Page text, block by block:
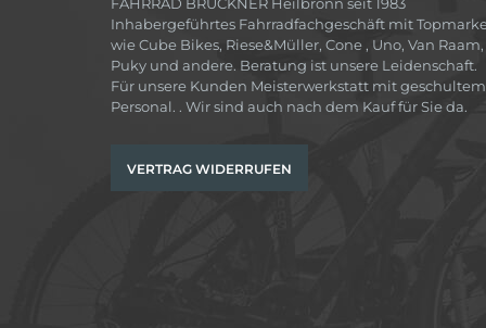
Inhabergeführtes Fahrradfachgeschäft mit
wie Cube Bikes, Riese&Müller, Cone , Uno, Van Raam,
Puky und andere. Beratung ist unsere Leidenschaft.
Für unsere Kunden Meisterwerkstatt mit geschultem
Personal. . Wir sind auch nach dem Kauf für Sie da.
VERTRAG WIDERRUFEN